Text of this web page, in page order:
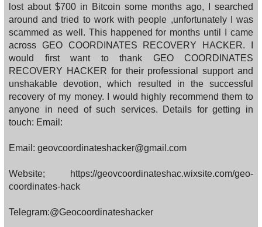
lost about $700 in Bitcoin some months ago, I searched
around and tried to work with people ,unfortunately I was
scammed as well. This happened for months until I came
across GEO COORDINATES RECOVERY HACKER. I
would first want to thank GEO COORDINATES
RECOVERY HACKER for their professional support and
unshakable devotion, which resulted in the successful
recovery of my money. I would highly recommend them to
anyone in need of such services. Details for getting in
touch: Email:
Email: geovcoordinateshacker@gmail.com
Website; https://geovcoordinateshac.wixsite.com/geo-
coordinates-hack
Telegram:@Geocoordinateshacker